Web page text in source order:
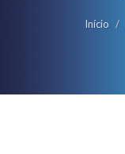
Início